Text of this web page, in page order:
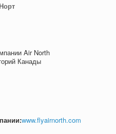
Air North
Канады
www.flyairnorth.com